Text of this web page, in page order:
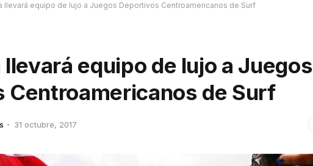
llevará equipo de lujo a Juegos Deportivos Centroamericanos de Surf
llevará equipo de lujo a Juegos
Centroamericanos de Surf
31 octubre, 2017